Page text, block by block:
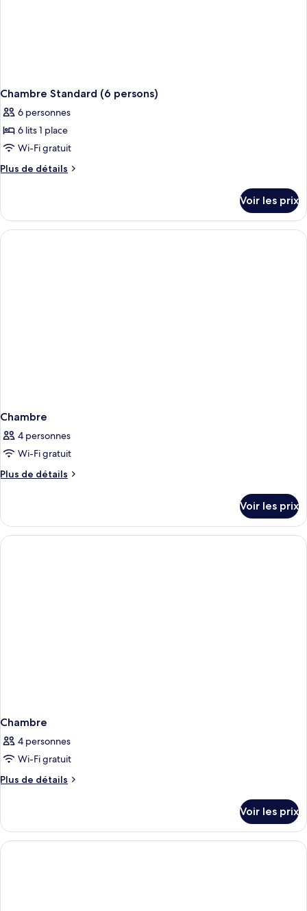
Chambre Standard (6 persons)
6 personnes
6 lits 1 place
Wi-Fi gratuit
Plus de détails
Plus
le
type
de
Voir les prix
Chambre
4 personnes
Wi-Fi gratuit
Plus de détails
Plus
le
type
de
Voir les prix
Chambre
4 personnes
Wi-Fi gratuit
Plus de détails
Plus
le
type
de
Voir les prix